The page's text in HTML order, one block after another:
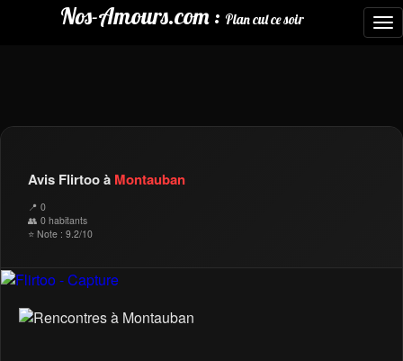
Nos-Amours.com : Plan cul ce soir
Avis Flirtoo à Montauban
📍 0
👥 0 habitants
⭐ Note : 9.2/10